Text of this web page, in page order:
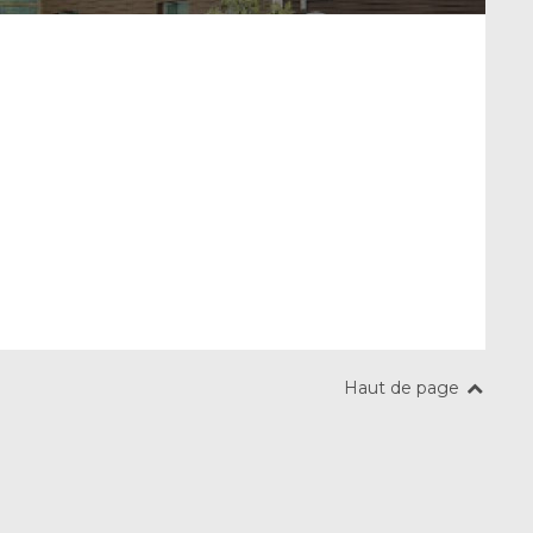
Haut de page